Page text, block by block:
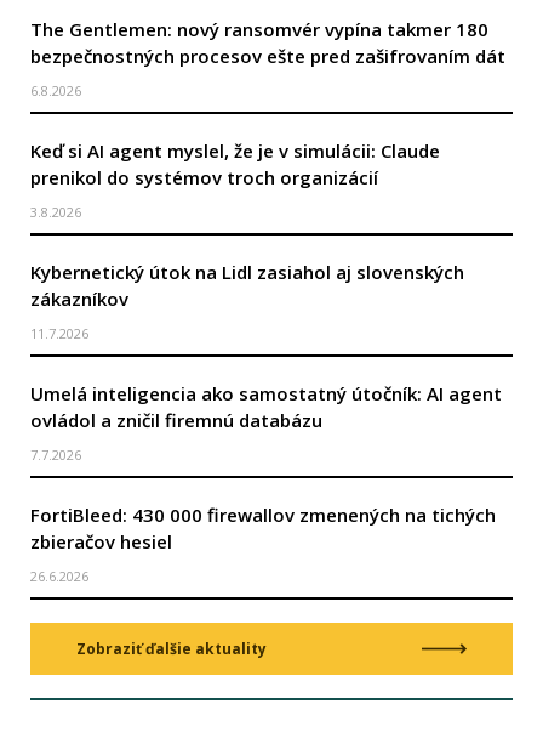
The Gentlemen: nový ransomvér vypína takmer 180
bezpečnostných procesov ešte pred zašifrovaním dát
6.8.2026
Keď si AI agent myslel, že je v simulácii: Claude
prenikol do systémov troch organizácií
3.8.2026
Kybernetický útok na Lidl zasiahol aj slovenských
zákazníkov
11.7.2026
Umelá inteligencia ako samostatný útočník: AI agent
ovládol a zničil firemnú databázu
7.7.2026
FortiBleed: 430 000 firewallov zmenených na tichých
zbieračov hesiel
26.6.2026
Zobraziť ďalšie aktuality